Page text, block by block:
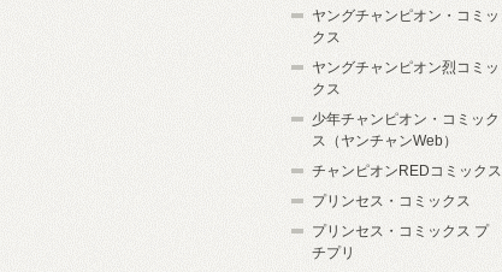
ヤングチャンピオン・コミッ
クス
ヤングチャンピオン烈コミッ
クス
少年チャンピオン・コミック
ス（ヤンチャンWeb）
チャンピオンREDコミックス
プリンセス・コミックス
プリンセス・コミックス プ
チプリ